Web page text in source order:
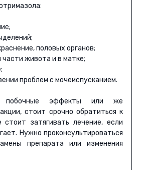
половых органов;
части живота и в матке;
проблем с мочеиспусканием.
побочные эффекты или же
стоит срочно обратиться к
затягивать лечение, если
Нужно проконсультироваться
препарата или изменения